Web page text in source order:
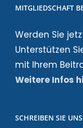
MITGLIEDSCHAFT
Werden Sie
Unterstützen
mit Ihrem
Weitere Infos
SCHREIBEN SIE